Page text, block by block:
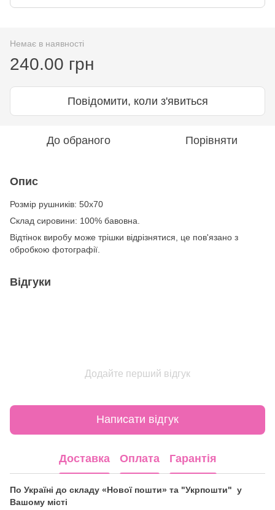
Немає в наявності
240.00 грн
Повідомити, коли з'явиться
До обраного Порівняти
Опис
Розмір рушників: 50х70
Склад сировини: 100% бавовна.
Відтінок виробу може трішки відрізнятися, це пов'язано з
обробкою фотографії.
Відгуки
Додайте перший відгук
Написати відгук
Доставка Оплата Гарантія
По Україні до складу «Нової пошти» та "Укрпошти" у
Вашому місті